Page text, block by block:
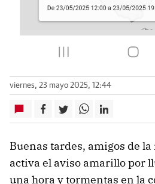
viernes, 23 mayo 2025, 12:44
Buenas tardes, amigos de
activa el aviso amarillo por
una hora y tormentas en la